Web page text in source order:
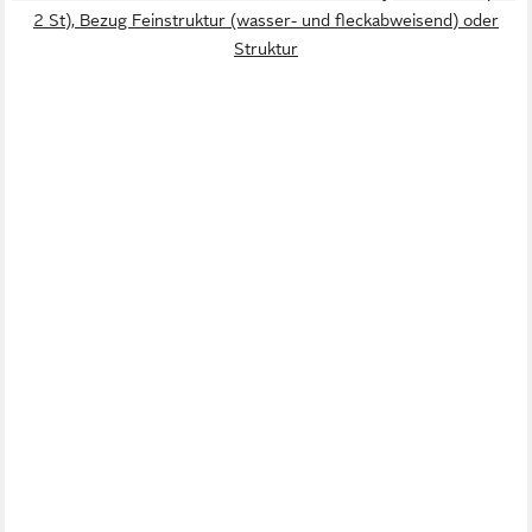
2 St), Bezug Feinstruktur (wasser- und fleckabweisend) oder
Struktur